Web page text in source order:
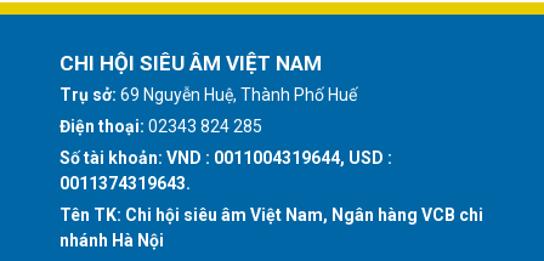
CHI HỘI SIÊU ÂM VIỆT NAM
Trụ sở: 69 Nguyễn Huệ, Thành Phố Huế
Điện thoại: 02343 824 285
Số tài khoản: VND : 0011004319644, USD :
0011374319643.
Tên TK: Chi hội siêu âm Việt Nam, Ngân hàng VCB chi
nhánh Hà Nội